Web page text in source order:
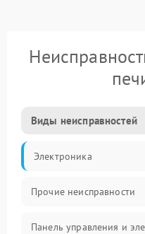
Виды неисправностей
Электроника
Прочие неисправности
Панель управления и